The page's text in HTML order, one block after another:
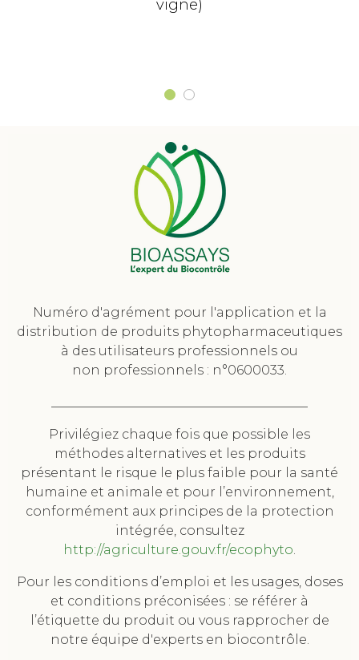
vigne)
Numéro d'agrément pour l'application et la
distribution de produits phytopharmaceutiques
à des utilisateurs professionnels ou
non professionnels : n°0600033.
Privilégiez chaque fois que possible les
méthodes alternatives et les produits
présentant le risque le plus faible pour la santé
humaine et animale et pour l’environnement,
conformément aux principes de la protection
intégrée, consultez
http://agriculture.gouv.fr/ecophyto
Pour les conditions d’emploi et les usages, doses
et conditions préconisées : se référer à
l’étiquette du produit ou vous rapprocher de
notre équipe d'experts en biocontrôle.